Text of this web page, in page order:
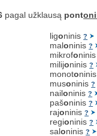
pagal užklausą pont
ligoninis?
maloninis?
mikrofo
milijoninis?
monoto
musoninis?
nailoninis?
pašoninis?
rajoninis?
regioninis?
saloninis?